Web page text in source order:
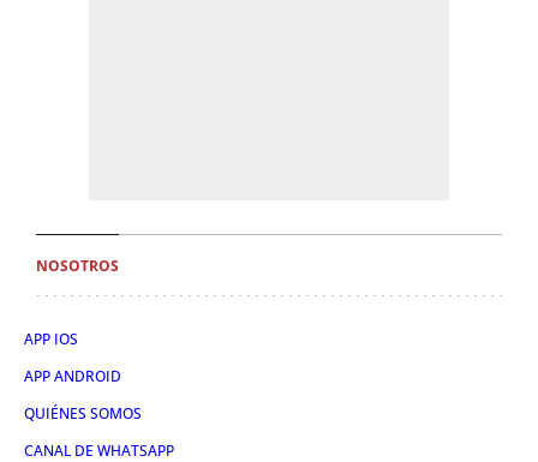
NOSOTROS
APP IOS
APP ANDROID
QUIÉNES SOMOS
CANAL DE WHATSAPP